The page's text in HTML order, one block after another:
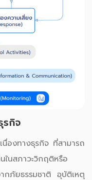
รกิจ
องทางธุรกิจ ที่สามารถ
ในสภาวะวิกฤติหรือ
ภัยธรรมชาติ อุบัติเหตุ